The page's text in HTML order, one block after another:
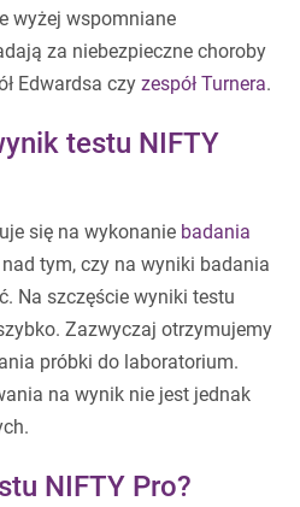
wyżej wspomniane
za niebezpieczne choroby
Edwardsa czy zespół Turnera.
testu NIFTY
się na wykonanie badania
tym, czy na wyniki badania
Na szczęście wyniki testu
Zazwyczaj otrzymujemy
próbki do laboratorium.
na wynik nie jest jednak
NIFTY Pro?